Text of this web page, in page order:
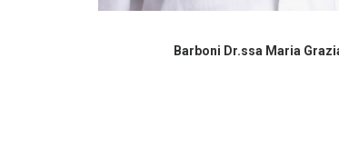
Barboni Dr.ssa Maria